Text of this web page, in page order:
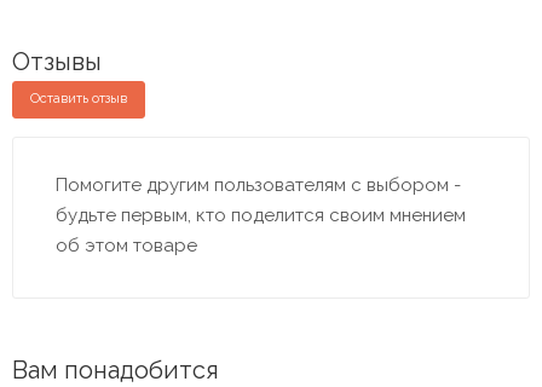
Отзывы
Оставить отзыв
Помогите другим пользователям с выбором -
будьте первым, кто поделится своим мнением
об этом товаре
Вам понадобится